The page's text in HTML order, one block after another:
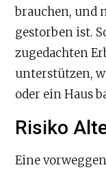
brauchen, und
gestorben ist.
zugedachten
unterstützen,
oder ein Haus
Risiko
Eine